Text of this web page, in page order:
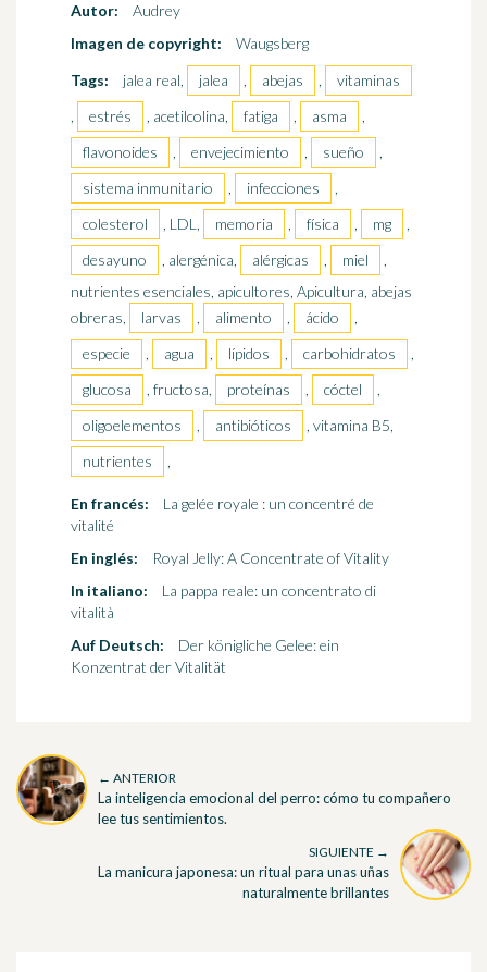
Autor:
Audrey
Imagen de copyright:
Waugsberg
Tags:
jalea real, jalea , abejas ,
vitaminas
,
estrés , acetilcolina, fatiga , asma
,
flavonoides
, envejecimiento , sueño
,
sistema inmunitario
, infecciones
,
colesterol
, LDL, memoria , física , mg
,
desayuno
, alergénica, alérgicas , miel
,
nutrientes esenciales, apicultores, Apicultura, abejas
obreras,
larvas , alimento , ácido
,
especie
, agua , lípidos , carbohidratos
,
glucosa
, fructosa, proteínas , cóctel
,
oligoelementos
, antibióticos
, vitamina B5,
nutrientes
,
En francés:
La gelée royale : un concentré de
vitalité
En inglés:
Royal Jelly: A Concentrate of Vitality
In italiano:
La pappa reale: un concentrato di
vitalità
Auf Deutsch:
Der königliche Gelee: ein
Konzentrat der Vitalität
← ANTERIOR
La inteligencia emocional del perro: cómo tu compañero
lee tus sentimientos.
SIGUIENTE →
La manicura japonesa: un ritual para unas uñas
naturalmente brillantes